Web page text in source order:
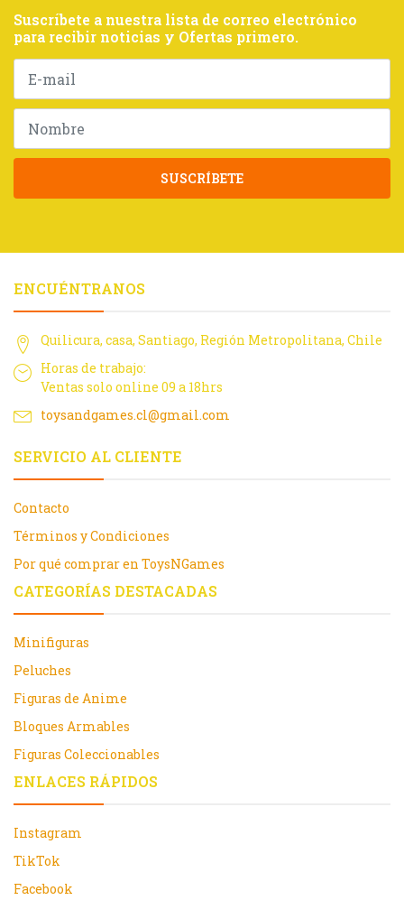
Suscríbete a nuestra lista de correo electrónico
para recibir noticias y Ofertas primero.
SUSCRÍBETE
ENCUÉNTRANOS
Quilicura, casa, Santiago, Región Metropolitana, Chile
Horas de trabajo:
Ventas solo online 09 a 18hrs
toysandgames.cl@gmail.com
SERVICIO AL CLIENTE
Contacto
Términos y Condiciones
Por qué comprar en ToysNGames
CATEGORÍAS DESTACADAS
Minifiguras
Peluches
Figuras de Anime
Bloques Armables
Figuras Coleccionables
ENLACES RÁPIDOS
Instagram
TikTok
Facebook